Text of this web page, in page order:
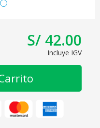
S/ 42.00
Incluye IGV